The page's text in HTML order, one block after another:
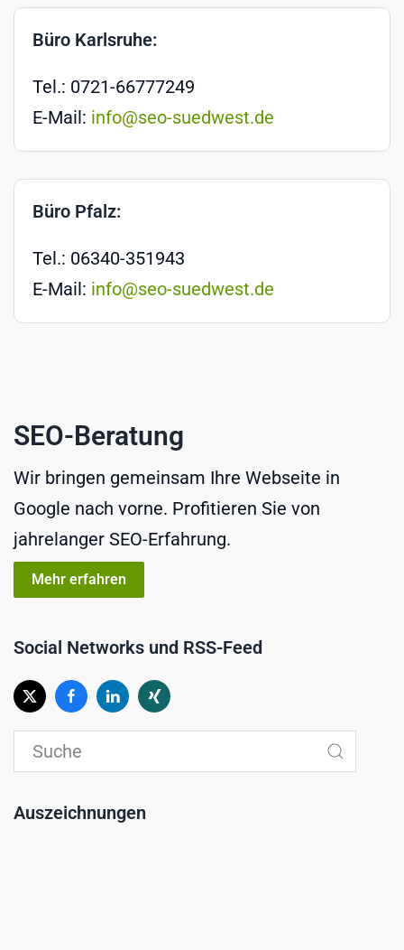
Büro Karlsruhe:
Tel.: 0721-66777249
E-Mail: info@seo-suedwest.de
Büro Pfalz:
Tel.: 06340-351943
E-Mail: info@seo-suedwest.de
SEO-Beratung
Wir bringen gemeinsam Ihre Webseite in
Google nach vorne. Profitieren Sie von
jahrelanger SEO-Erfahrung.
Mehr erfahren
Social Networks und RSS-Feed
Auszeichnungen